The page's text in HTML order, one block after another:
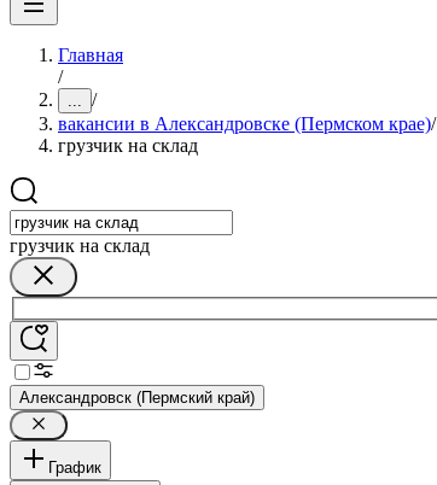
Главная
/
... /
вакансии в Александровске (Пермском крае)/
грузчик на склад
грузчик на склад
Александровск (Пермский край)
График